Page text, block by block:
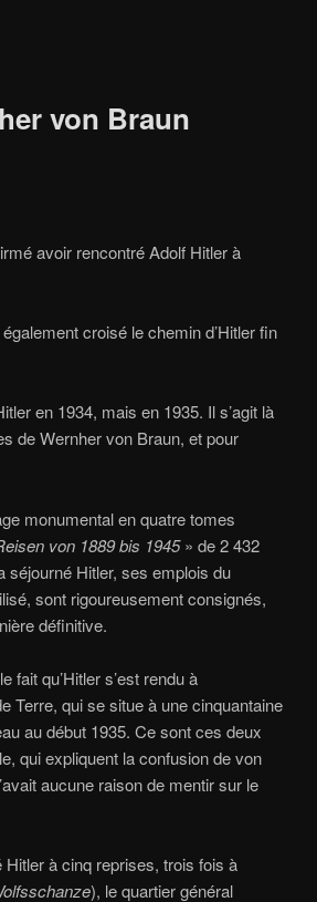
von Braun
avoir rencontré Adolf Hitler à
croisé le chemin d’Hitler fin
en 1934, mais en 1935. Il s’agit là
de Wernher von Braun, et pour
monumental en quatre tomes
von 1889 bis 1945» de 2 432
séjourné Hitler, ses emplois du
sont rigoureusement consignés,
définitive.
fait qu’Hitler s’est rendu à
Terre, qui se situe à une cinquantaine
au début 1935. Ce sont ces deux
qui expliquent la confusion de von
aucune raison de mentir sur le
à cinq reprises, trois fois à
), le quartier général